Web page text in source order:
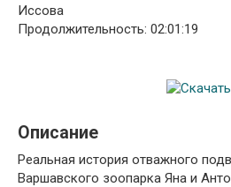
Иссова
Продолжительность: 02:01:19
Описание
Реальная история отважного
Варшавского зоопарка Яна и